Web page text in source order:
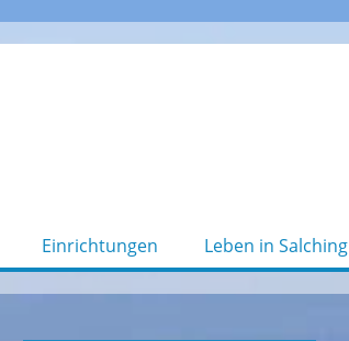
Einrichtungen Leben in Salching